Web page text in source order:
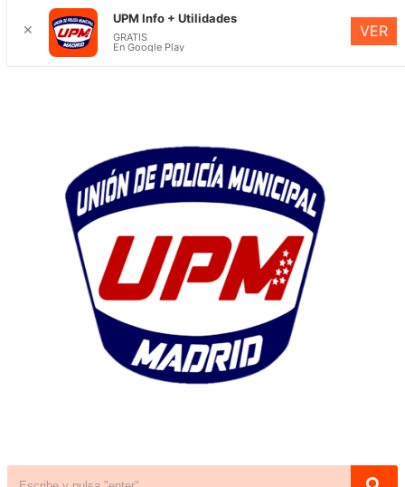
✕
UPM Info + Utilidades
GRATIS
En Google Play
VER